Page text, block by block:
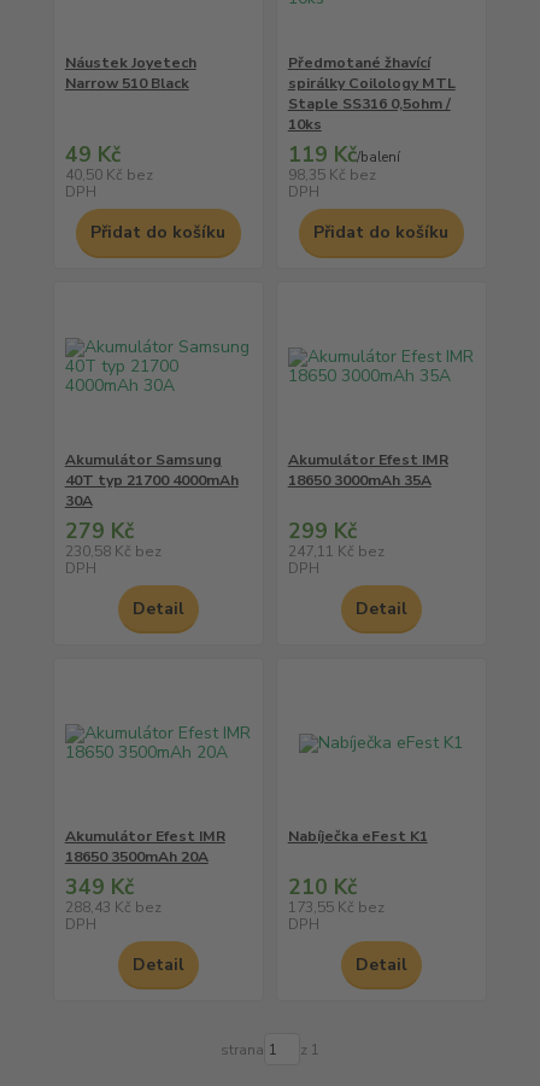
Náustek Joyetech
Narrow 510 Black
49 Kč
40,50 Kč bez
DPH
Přidat do košíku
Předmotané žhavící
spirálky Coilology MTL
Staple SS316 0,5ohm /
10ks
119 Kč/balení
98,35 Kč bez
DPH
Přidat do košíku
Akumulátor Samsung
40T typ 21700 4000mAh
30A
279 Kč
230,58 Kč bez
DPH
Detail
Akumulátor Efest IMR
18650 3000mAh 35A
299 Kč
247,11 Kč bez
DPH
Detail
Akumulátor Efest IMR
18650 3500mAh 20A
349 Kč
288,43 Kč bez
DPH
Detail
Nabíječka eFest K1
210 Kč
173,55 Kč bez
DPH
Detail
strana z 1